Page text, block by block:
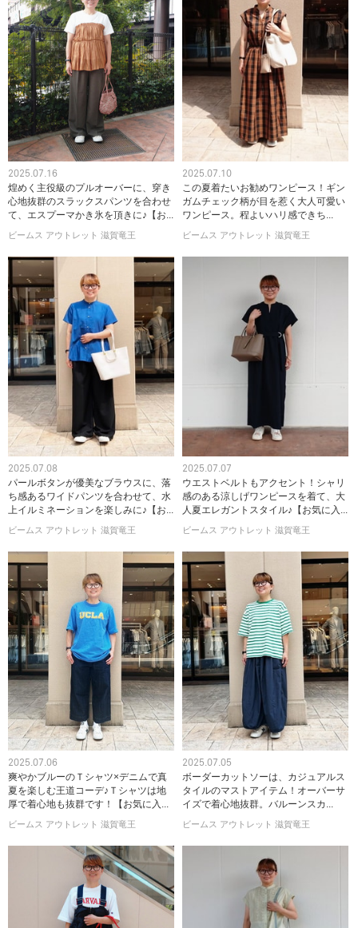
2025.07.16
煌めく主役級のプルオーバーに、穿き
心地抜群のスラックスパンツを合わせ
て、エスプーマかき氷を頂きに♪【お...
ビームス アウトレット 滋賀竜王
2025.07.10
この夏着たいお勧めワンピース！ギン
ガムチェック柄が目を惹く大人可愛い
ワンピース。程よいハリ感できち...
ビームス アウトレット 滋賀竜王
2025.07.08
パールボタンが優美なブラウスに、落
ち感あるワイドパンツを合わせて、水
上イルミネーションを楽しみに♪【お...
ビームス アウトレット 滋賀竜王
2025.07.07
ウエストベルトもアクセント！シャリ
感のある涼しげワンピースを着て、大
人夏エレガントスタイル♪【お気に入...
ビームス アウトレット 滋賀竜王
2025.07.06
爽やかブルーのＴシャツ×デニムで真
夏を楽しむ王道コーデ♪Ｔシャツは地
厚で着心地も抜群です！【お気に入...
ビームス アウトレット 滋賀竜王
2025.07.05
ボーダーカットソーは、カジュアルス
タイルのマストアイテム！オーバーサ
イズで着心地抜群。バルーンスカ...
ビームス アウトレット 滋賀竜王